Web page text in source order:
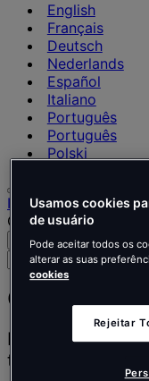
English
Français
Deutsch
Nederlands
Español
Italiano
Português
Português
Polski
Início
O nosso trabalho
Pesquisar Menu
Pesquise
pessoas,
locais,
e
informações
O nosso
Inspirar as
trabalhar melhor
Usamos cookies
de usuário
Pode aceitar todos os
alterar as suas
cookies
Rejeitar